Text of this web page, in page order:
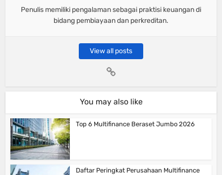
Penulis memiliki pengalaman sebagai praktisi keuangan di
bidang pembiayaan dan perkreditan.
View all posts
You may also like
Top 6 Multifinance Beraset Jumbo 2026
Daftar Peringkat Perusahaan Multifinance